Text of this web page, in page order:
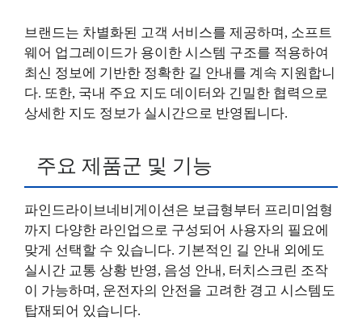
브랜드는 차별화된 고객 서비스를 제공하며, 소프트
웨어 업그레이드가 용이한 시스템 구조를 적용하여
최신 정보에 기반한 정확한 길 안내를 계속 지원합니
다. 또한, 국내 주요 지도 데이터와 긴밀한 협력으로
상세한 지도 정보가 실시간으로 반영됩니다.
주요 제품군 및 기능
파인드라이브네비게이션은 보급형부터 프리미엄형
까지 다양한 라인업으로 구성되어 사용자의 필요에
맞게 선택할 수 있습니다. 기본적인 길 안내 외에도
실시간 교통 상황 반영, 음성 안내, 터치스크린 조작
이 가능하며, 운전자의 안전을 고려한 경고 시스템도
탑재되어 있습니다.